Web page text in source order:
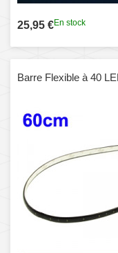
25,95 €En stock
Barre Flexible à 40